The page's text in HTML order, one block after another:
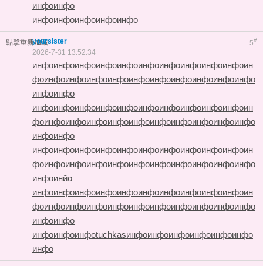
инфоинфо
инфоинфоинфоинфоинфо
點擊重新加載 5#
yoursister
2026-7-31 13:52:34
инфоинфоинфоинфоинфоинфоинфоинфоинфоинфоин
фоинфоинфоинфоинфоинфоинфоинфоинфоинфоинфо
инфоинфо
инфоинфоинфоинфоинфоинфоинфоинфоинфоинфоин
фоинфоинфоинфоинфоинфоинфоинфоинфоинфоинфо
инфоинфо
инфоинфоинфоинфоинфоинфоинфоинфоинфоинфоин
фоинфоинфоинфоинфоинфоинфоинфоинфоинфоинфо
инфоинйо
инфоинфоинфоинфоинфоинфоинфоинфоинфоинфоин
фоинфоинфоинфоинфоинфоинфоинфоинфоинфоинфо
инфоинфо
инфоинфоинфоtuchkasинфоинфоинфоинфоинфоинфо
инфо